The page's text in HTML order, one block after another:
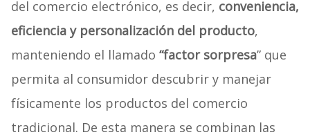
del comercio electrónico, es decir, conveniencia,
eficiencia y personalización del producto,
manteniendo el llamado “factor sorpresa” que
permita al consumidor descubrir y manejar
físicamente los productos del comercio
tradicional. De esta manera se combinan las